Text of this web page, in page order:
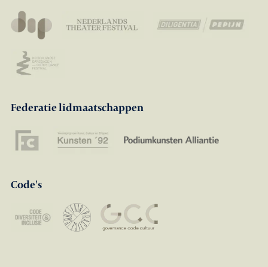
Federatie lidmaatschappen
Code's